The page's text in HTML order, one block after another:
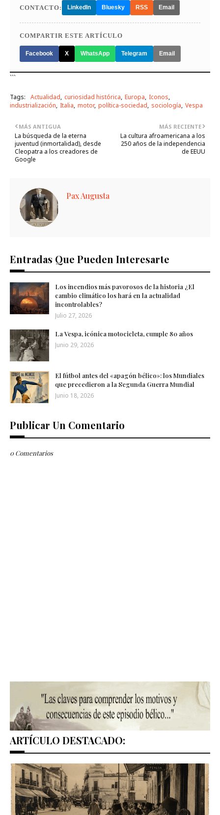
CONTACTO: LinkedIn Bluesky RSS Email
COMPARTIR ESTE ARTÍCULO
Facebook X WhatsApp Telegram Email
```
Tags: Actualidad curiosidad histórica Europa Iconos
industrialización Italia motor política-sociedad sociología Vespa
MÁS RECIENTE
La cultura afroamericana a los
250 años de la independencia
de EEUU
MÁS ANTIGUA
La búsqueda de la eterna
juventud (inmortalidad), desde
Cleopatra a los creadores de
Google
Pax Augusta
Entradas Que Pueden Interesarte
Los incendios más pavorosos de la historia ¿El
cambio climático los hará en la actualidad
incontrolables?
Julio 27, 2026
La Vespa, icónica motocicleta, cumple 80 años
Junio 29, 2026
El fútbol antes del «apagón bélico»: los Mundiales
que precedieron a la Segunda Guerra Mundial
Junio 18, 2026
Publicar Un Comentario
0 Comentarios
ARTÍCULO DESTACADO: